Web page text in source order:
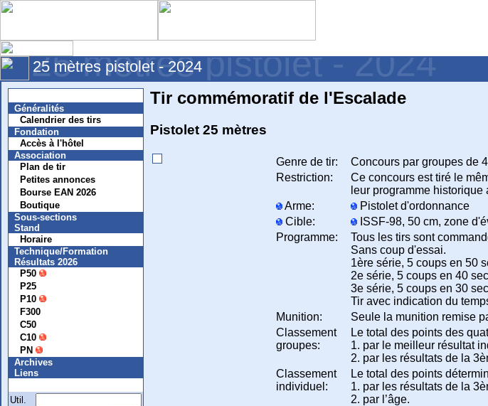
25 mètres pistolet - 2024
25 mètres pistolet - 2024
Généralités
Calendrier des tirs
Fondation
Accès à l'hôtel
Association
Plan de tir
Petites annonces
Bourse EAN 2026
Boutique
Sous-sections
Stand
Horaire
Technique/Formation
Résultats 2026
P50
P25
P10
F300
C50
C10
PN
Archives
Liens
Util.
Tir commémoratif de l'Escalade
Pistolet 25 mètres
Genre de tir:
Concours par groupes de
Restriction:
Ce concours est tiré le
leur programme
Arme:
Pistolet d'ordonnance
Cible:
ISSF-98, 50 cm, zone
Programme:
Tous les tirs sont
Sans coup d'essai.
1ère série, 5 coups en 50
2e série, 5 coups en 40
3e série, 5 coups en 30
Tir avec indication du
Munition:
Seule la munition remise
Classement
groupes:
Le total des points des
1. par le meilleur résultat
2. par les résultats de la
Classement
individuel:
Le total des points
1. par les résultats de la
2. par l’âge.